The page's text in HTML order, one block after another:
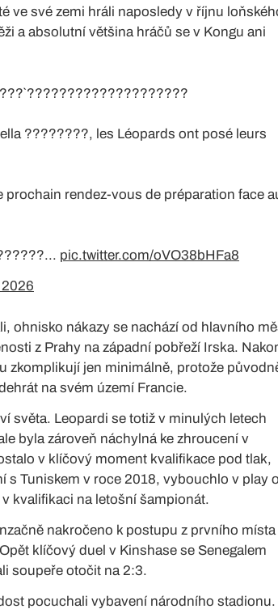
ve své zemi hráli naposledy v říjnu
a absolutní většina hráčů se v Kongu ani
????????????????????
????????, les Léopards ont posé leurs
rendez-vous de préparation face
pic.twitter.com/oVO38bHFa8
ohnisko nákazy se nachází od hlavního
z Prahy na západní pobřeží Irska.
zkomplikují jen minimálně, protože
na svém území Francie.
světa. Leopardi se totiž v minulých letech
byla zároveň náchylná ke zhroucení v
v klíčový moment kvalifikace pod tlak,
Tuniskem v roce 2018, vybouchlo v play
kvalifikaci na letošní šampionát.
nakročeno k postupu z prvního místa
klíčový duel v Kinshase se Senegalem
soupeře otočit na 2:3.
pocuchali vybavení národního stadionu.